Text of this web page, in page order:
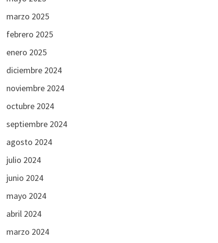
marzo 2025
febrero 2025
enero 2025
diciembre 2024
noviembre 2024
octubre 2024
septiembre 2024
agosto 2024
julio 2024
junio 2024
mayo 2024
abril 2024
marzo 2024